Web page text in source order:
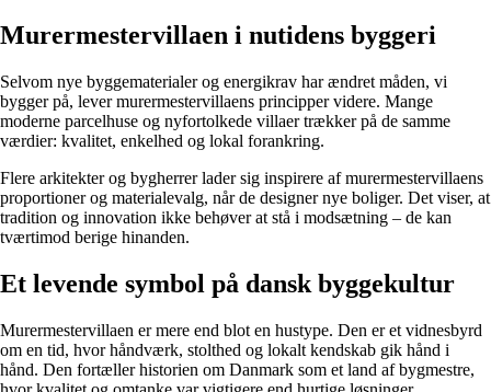
Murermestervillaen i nutidens byggeri
Selvom nye byggematerialer og energikrav har ændret måden, vi
bygger på, lever murermestervillaens principper videre. Mange
moderne parcelhuse og nyfortolkede villaer trækker på de samme
værdier: kvalitet, enkelhed og lokal forankring.
Flere arkitekter og bygherrer lader sig inspirere af murermestervillaens
proportioner og materialevalg, når de designer nye boliger. Det viser, at
tradition og innovation ikke behøver at stå i modsætning – de kan
tværtimod berige hinanden.
Et levende symbol på dansk byggekultur
Murermestervillaen er mere end blot en hustype. Den er et vidnesbyrd
om en tid, hvor håndværk, stolthed og lokalt kendskab gik hånd i
hånd. Den fortæller historien om Danmark som et land af bygmestre,